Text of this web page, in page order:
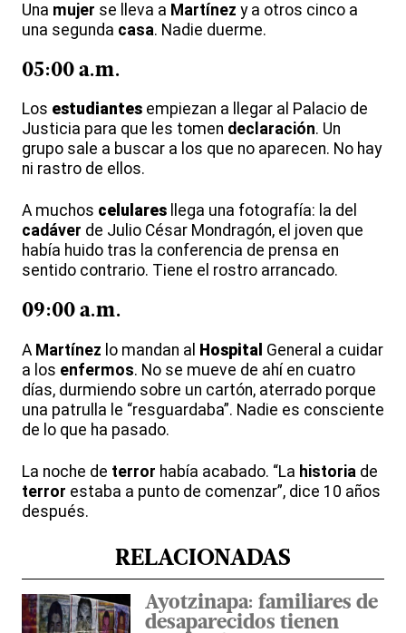
Una mujer se lleva a Martínez y a otros cinco a
una segunda casa. Nadie duerme.
05:00 a.m.
Los estudiantes empiezan a llegar al Palacio de
Justicia para que les tomen declaración. Un
grupo sale a buscar a los que no aparecen. No hay
ni rastro de ellos.
A muchos celulares llega una fotografía: la del
cadáver de Julio César Mondragón, el joven que
había huido tras la conferencia de prensa en
sentido contrario. Tiene el rostro arrancado.
09:00 a.m.
A Martínez lo mandan al Hospital General a cuidar
a los enfermos. No se mueve de ahí en cuatro
días, durmiendo sobre un cartón, aterrado porque
una patrulla le “resguardaba”. Nadie es consciente
de lo que ha pasado.
La noche de terror había acabado. “La historia de
terror estaba a punto de comenzar”, dice 10 años
después.
RELACIONADAS
Ayotzinapa: familiares de
desaparecidos tienen